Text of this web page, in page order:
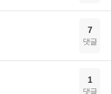
7
댓글
1
댓글